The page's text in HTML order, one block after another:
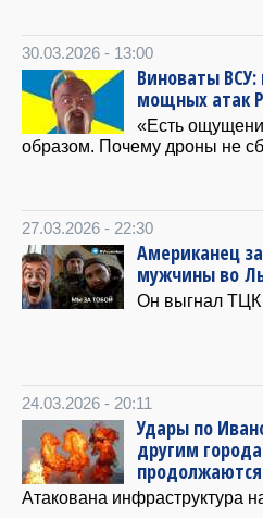
30.03.2026 - 13:00
Виноваты ВСУ:
мощных атак
«Есть
образом. Почему дроны не
27.03.2026 - 22:30
Американец
мужчины во
Он выгнал ТЦК
24.03.2026 - 20:11
Удары по
другим
Атакована инфраструктура